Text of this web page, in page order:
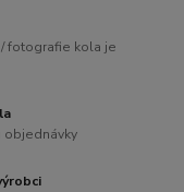
fotografie kola je
objednávky